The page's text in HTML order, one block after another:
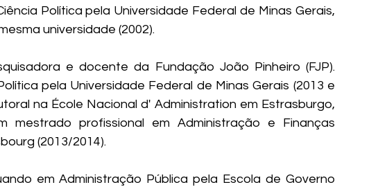
Política pela Universidade Federal de Minas Gerais,
universidade (2002).
e docente da Fundação João Pinheiro (FJP).
pela Universidade Federal de Minas Gerais (2013 e
na École Nacional d' Administration em Estrasburgo,
mestrado profissional em Administração e Finanças
(2013/2014).
em Administração Pública pela Escola de Governo